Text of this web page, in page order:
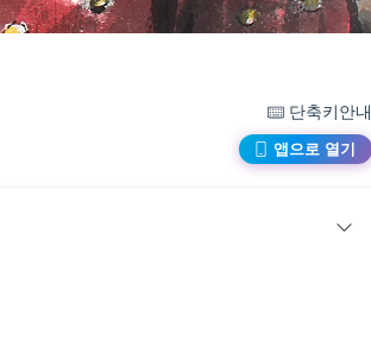
단축키안내
앱으로 열기